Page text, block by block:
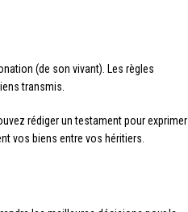
(de son vivant). Les règles
transmis.
rédiger un testament pour exprimer
vos biens entre vos héritiers.